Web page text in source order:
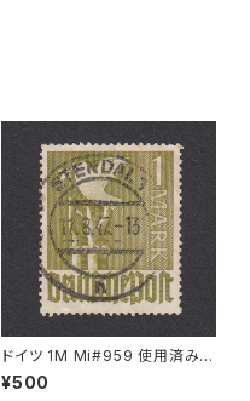
ドイツ 1M Mi#959 使用済み切
手｜STENDAL 11.8.1947
¥500